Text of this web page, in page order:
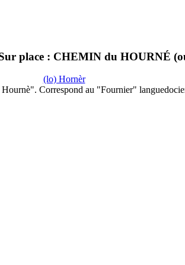
place : CHEMIN du HOURNÉ
(lo) Hornèr
Correspond au "Fournier"